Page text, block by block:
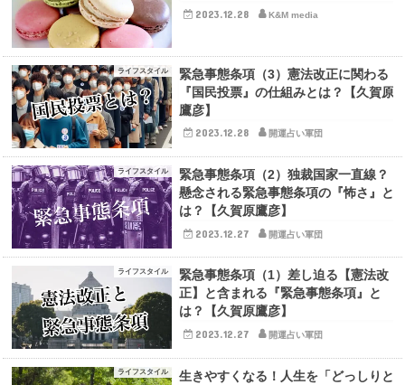
2023.12.28 K&M media
ライフスタイル
緊急事態条項（3）憲法改正に関わる
『国民投票』の仕組みとは？【久賀原
鷹彦】
2023.12.28 開運占い軍団
ライフスタイル
緊急事態条項（2）独裁国家一直線？
懸念される緊急事態条項の『怖さ』と
は？【久賀原鷹彦】
2023.12.27 開運占い軍団
ライフスタイル
緊急事態条項（1）差し迫る【憲法改
正】と含まれる『緊急事態条項』と
は？【久賀原鷹彦】
2023.12.27 開運占い軍団
ライフスタイル
生きやすくなる！人生を「どっしりと